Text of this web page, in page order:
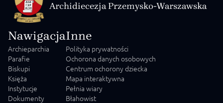
Archidiecezja Przemysko-Warszawska
Nawigacja
Archieparchia
Parafie
Biskupi
Księża
Instytucje
Dokumenty
Inne
Polityka prywatności
Ochorona danych osobowych
Centrum ochorony dziecka
Mapa interaktywna
Pełnia wiary
Błahowist